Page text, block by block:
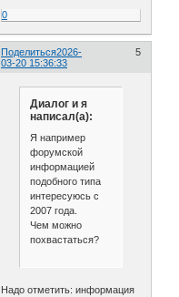
0
Поделиться 5
2026-
03-20 15:36:33
Диалог и я
написал(а):
Я например
форумской
информацией
подобного типа
интересуюсь с
2007 года.
Чем можно
похвастаться?
Надо отметить: информация